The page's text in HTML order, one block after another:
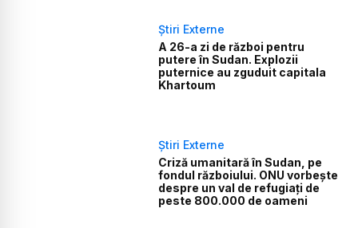
Știri Externe
A 26-a zi de război pentru
putere în Sudan. Explozii
puternice au zguduit capitala
Khartoum
Știri Externe
Criză umanitară în Sudan, pe
fondul războiului. ONU vorbește
despre un val de refugiați de
peste 800.000 de oameni